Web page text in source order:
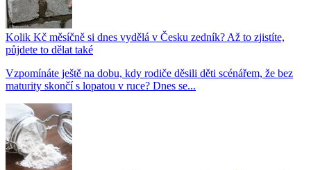
Kolik Kč měsíčně si dnes vydělá v Česku zedník? Až to zjistíte,
půjdete to dělat také
Vzpomínáte ještě na dobu, kdy rodiče děsili děti scénářem, že bez
maturity skončí s lopatou v ruce? Dnes se...